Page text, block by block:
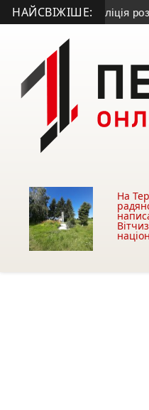
НАЙСВІЖІШЕ:
та зник: поліція
На